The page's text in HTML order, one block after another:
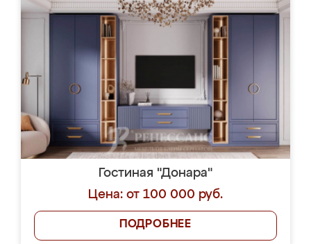
Гостиная "Донара"
Цена: от 100 000 руб.
ПОДРОБНЕЕ